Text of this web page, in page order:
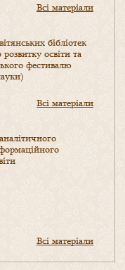
Всі матеріали
бібліотек
освіти та
фестивалю
Всі матеріали
Всі матеріали